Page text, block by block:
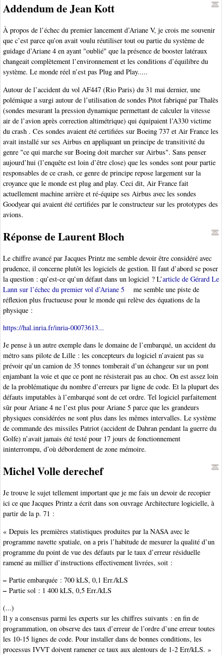
Addendum de Jean Kott
À propos de l’échec du premier lancement d’Ariane V, je crois me souvenir
que c’est parce qu’on avait voulu réutiliser tout ou partie du système de
guidage d’Ariane 4 en ayant "oublié" que la présence de booster latéraux
changeait complètement l’environnement et les conditions d’équilibre du
système. Le monde réel n’est pas Plug and Play.....
Autour de l’accident du vol AF447 (Rio Paris) du 31 mai dernier, une
polémique a surgi autour de l’utilisation de sondes Pitot fabriqué par Thalès
(sondes mesurant la pression dynamique permettant de calculer la vitesse
air de l’avion après correction altimétrique) qui équipaient l’A330 victime
du crash . Ces sondes avaient été certifiées sur Boeing 737 et Air France les
avait installé sur ses Airbus en appliquant un principe de transitivité du
genre "ce qui marche sur Boeing doit marcher sur Airbus". Sans penser
aujourd’hui (l’enquête est loin d’être close) que les sondes sont pour partie
responsables de ce crash, ce genre de principe repose largement sur la
croyance que le monde est plug and play. Ceci dit, Air France fait
actuellement machine arrière et ré-équipe ses Airbus avec les sondes
Goodyear qui avaient été certifiées par le constructeur sur les prototypes des
avions.
Réponse de Laurent Bloch
Le chiffre avancé par Jacques Printz me semble devoir être considéré avec
prudence, il concerne plutôt les logiciels de gestion. Il faut d’abord se poser
la question : qu’est-ce qu’un défaut dans un logiciel ? L’article de Gérard Le
Lann sur l’échec du premier vol d’Ariane 5
me semble une piste de
réflexion plus fructueuse pour le monde qui relève des équations de la
physique :
https://hal.inria.fr/inria-00073613...
Je pense à un autre exemple dans le domaine de l’embarqué, un accident du
métro sans pilote de Lille : les concepteurs du logiciel n’avaient pas su
prévoir qu’un camion de 35 tonnes tomberait d’un échangeur sur un pont
enjambant la voie et que ce pont ne résisterait pas au choc. On est assez loin
de la problématique du nombre d’erreurs par ligne de code. Et la plupart des
défauts imputables à l’embarqué sont de cet ordre. Tel logiciel parfaitement
sûr pour Ariane 4 ne l’est plus pour Ariane 5 parce que les grandeurs
physiques considérées ne sont plus dans les mêmes intervalles. Le système
de commande des missiles Patriot (accident de Dahran pendant la guerre du
Golfe) n’avait jamais été testé pour 17 jours de fonctionnement
ininterrompu, d’où débordement de zone mémoire.
Michel Volle derechef
Je trouve le sujet tellement important que je me fais un devoir de recopier
ici ce que Jacques Printz a écrit dans son ouvrage Architecture logicielle, à
partir de la p. 71 :
« Depuis les premières statistiques produites par la NASA avec le
programme navette spatiale, on a pris l’habitude de mesurer la qualité d’un
programme du point de vue des défauts par le taux d’erreur résiduelle
ramené au millier d’instructions effectivement livrées, soit :
–Partie embarquée : 700 kLS, 0,1 Err./kLS
–Partie sol : 1 400 kLS, 0,5 Err./kLS
(...)
Il y a consensus parmi les experts sur les chiffres suivants : en fin de
programmation, on observe des taux d’erreur de l’ordre d’une erreur toutes
les 10-15 lignes de code. Pour installer dans de bonnes conditions, les
processus IVVT doivent ramener ce taux aux alentours de 1-2 Err/kLS. »